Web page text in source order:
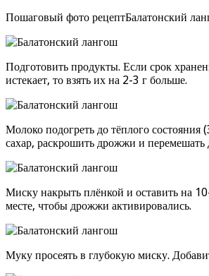
Пошаговый фото рецептБалатонский
Подготовить продукты. Если срок
истекает, то взять их на 2-3 г больше.
Молоко подогреть до тёплого состояния
сахар, раскрошить дрожжи и перемешать
Миску накрыть плёнкой и оставить на
месте, чтобы дрожжи активировались.
Муку просеять в глубокую миску.